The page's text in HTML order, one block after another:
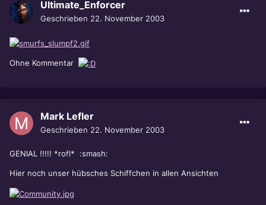
Ultimate_Enforcer
Geschrieben 22. November 2003
Ohne Kommentar
Mark Lefler
Geschrieben 22. November 2003
GENIAL !!!!! *rofl* :smash:
Hier noch unser hübsches Schiffchen in allen Ansichten